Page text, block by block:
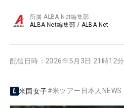
所属ALBA Net編集部
ALBA Net編集部 / ALBA Net
配信日時： 2026年5月3日 21時12分
米国女子#米ツアー日本人NEWS